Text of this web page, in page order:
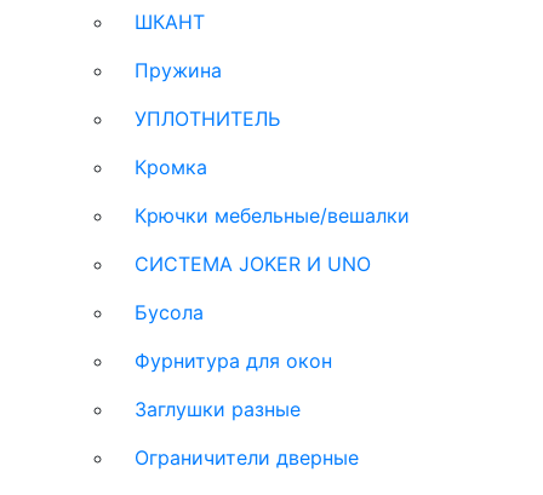
ШКАНТ
Пружина
УПЛОТНИТЕЛЬ
Кромка
Крючки мебельные/вешалки
СИСТЕМА JOKER И UNO
Бусола
Фурнитура для окон
Заглушки разные
Ограничители дверные